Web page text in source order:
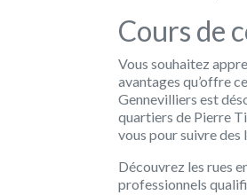
Cours de
Vous souhaitez
avantages qu’offre
Gennevilliers est
quartiers de Pierre
vous pour suivre des
Découvrez les rues
professionnels